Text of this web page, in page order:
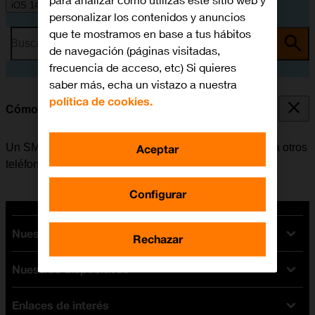
iOS 14.1
Busca por problema o tema
Cómo escribir y enviar un SMS
Un SMS es un mensaje de texto que se puede enviar a otros
teléfonos móviles.
Nuestras tarifas
Tarifas Orange
Tarifas fibra y móvil
Nuestros dispositivos
Ofertas en móviles
Enlaces de interés
personalizar los contenidos y anuncios
que te mostramos en base a tus hábitos
de navegación (páginas visitadas,
frecuencia de acceso, etc) Si quieres
saber más, echa un vistazo a nuestra
política de cookies.
Configurar
Rechazar
Aceptar